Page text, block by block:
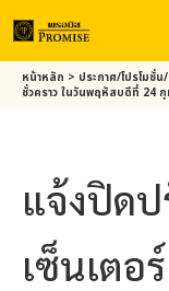
Skipหน้าหลัก > ประกาศ/โปรโมชั่น
ชั่วคราว ในวันพฤหัสบดีที่ 24
แจ้งปิด
เซ็นเตอ